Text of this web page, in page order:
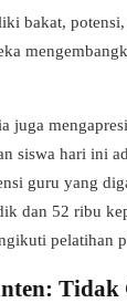
bakat,
juga
siswa hari ini
guru yang
dan 52 ribu
pelatihan
Tidak